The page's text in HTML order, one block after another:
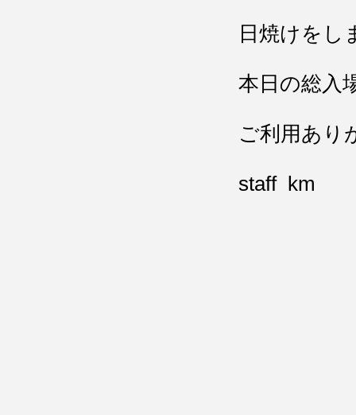
日焼けをし
本日の総入
ご利用あり
staff km